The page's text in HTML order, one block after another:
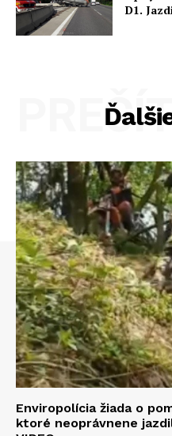
D1.
Enviropolícia žiada o
ktoré neoprávnene